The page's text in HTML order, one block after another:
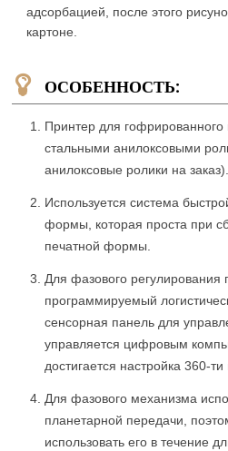
адсорбацией, после этого
картоне.
ОСОБЕННОСТЬ:
Принтер для
стальными анилоксовыми
анилоксовые ролики на заказ).
Используется система
формы, которая проста при
печатной формы.
Для фазового регулирования
программируемый
сенсорная панель для
управляется цифровым
достигается настройка 360-
Для фазового механизма
планетарной передачи,
использовать его в течение